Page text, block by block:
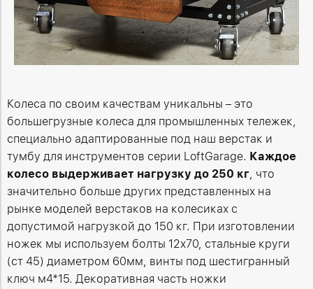
Колеса по своим качествам уникальны – это
большегрузные колеса для промышленных тележек,
специально адаптированные под наш верстак и
тумбу для инструментов серии LoftGarage. Каждое
колесо выдерживает нагрузку до 250 кг , что
значительно больше других представленных на
рынке моделей верстаков на колесиках с
допустимой нагрузкой до 150 кг. При изготовлении
ножек мы используем болты 12х70, стальные круги
(ст 45) диаметром 60мм, винты под шестигранный
ключ м4*15. Декоративная часть ножки